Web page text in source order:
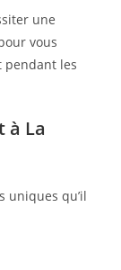
une
vous
pendant les
à La
uniques qu’il